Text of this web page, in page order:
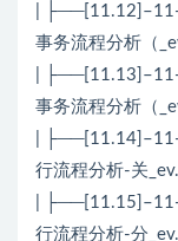
|
事务流程分析（
|
事务流程分析（
|
行流程分析-关
|
行流程分析-分